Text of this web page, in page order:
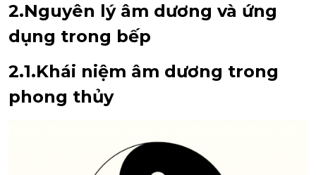
2.Nguyên lý âm dương và ứng
dụng trong bếp
2.1.Khái niệm âm dương trong
phong thủy